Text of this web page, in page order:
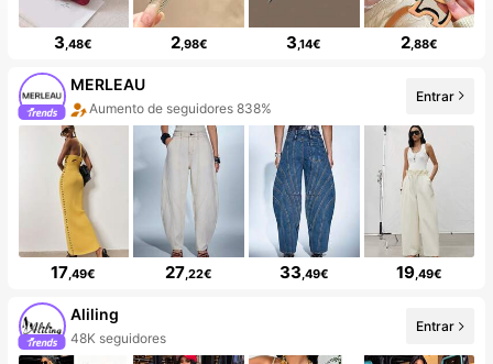
3 ,48€ 2,98€ 3 ,14€ 2 ,88€
MERLEAU
10+ Nuevo
Entrar
17 ,49€ 27 ,22€ 33 ,49€ 19 ,49€
Aliling
¡La tienda tiene artículos nuevos
Entrar